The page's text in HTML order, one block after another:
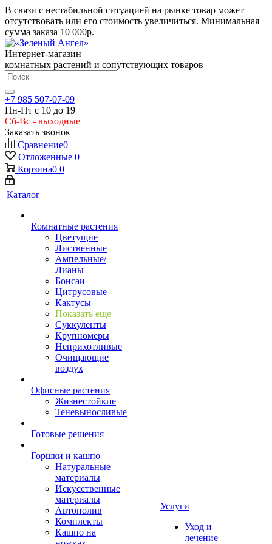
В связи с нестабильной ситуацией на рынке товар может
отсутствовать или его стоимость увеличиться. Минимальная
сумма заказа 10 000р.
Интернет-магазин
комнатных растений и сопутствующих товаров
+7 985 507-07-09
Пн-Пт с 10 до 19
Сб-Вс - выходные
Заказать звонок
Сравнение0
Отложенные 0
Корзина0 0
Каталог
Комнатные растения
Цветущие
Лиственные
Ампельные/
Лианы
Бонсаи
Цитрусовые
Кактусы
Показать еще
Суккуленты
Крупномеры
Неприхотливые
Очищающие
воздух
Офисные растения
Жизнестойкие
Теневыносливые
Готовые решения
Горшки и кашпо
Натуральные
материалы
Искусственные
материалы
Автополив
Комплекты
Кашпо на
Услуги
Уход и
лечение